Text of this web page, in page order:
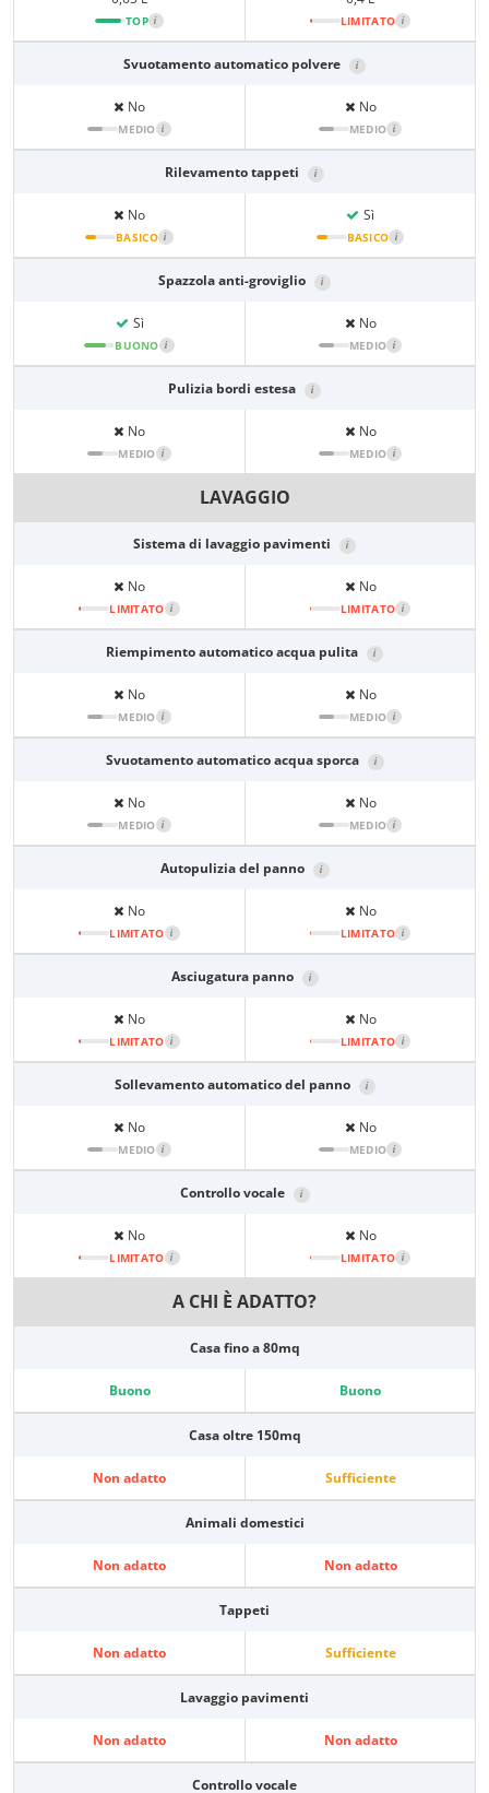
TOP i LIMITATO i
Svuotamento automatico polvere i
No
MEDIO i
No
MEDIO i
Rilevamento tappeti i
No
BASICO i
Sì
BASICO i
Spazzola anti-groviglio i
Sì
BUONO i
No
MEDIO i
Pulizia bordi estesa i
No
MEDIO i
No
MEDIO i
LAVAGGIO
Sistema di lavaggio pavimenti i
No
LIMITATO i
No
LIMITATO i
Riempimento automatico acqua pulita i
No
MEDIO i
No
MEDIO i
Svuotamento automatico acqua sporca i
No
MEDIO i
No
MEDIO i
Autopulizia del panno i
No
LIMITATO i
No
LIMITATO i
Asciugatura panno i
No
LIMITATO i
No
LIMITATO i
Sollevamento automatico del panno i
No
MEDIO i
No
MEDIO i
Controllo vocale i
No
LIMITATO i
No
LIMITATO i
A CHI È ADATTO?
Casa fino a 80mq
Buono Buono
Casa oltre 150mq
Non adatto Sufficiente
Animali domestici
Non adatto Non adatto
Tappeti
Non adatto Sufficiente
Lavaggio pavimenti
Non adatto Non adatto
Controllo vocale